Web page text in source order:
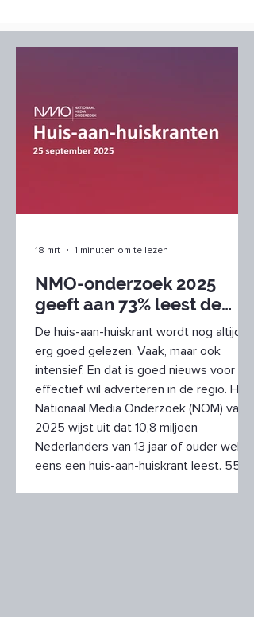
NMO-onderzoek 2025
geeft aan 73% leest de
huis-aan-huiskrant op
papier
De huis-aan-huiskrant wordt nog altijd
erg goed gelezen. Vaak, maar ook
intensief. En dat is goed nieuws voor wie
effectief wil adverteren in de regio. Het
Nationaal Media Onderzoek (NOM) van
2025 wijst uit dat 10,8 miljoen
Nederlanders van 13 jaar of ouder wel
eens een huis-aan-huiskrant leest. 55%
18 mrt 1 minuten om te lezen